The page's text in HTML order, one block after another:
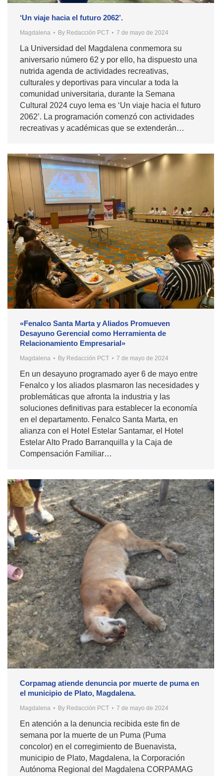
‘Un viaje hacia el futuro 2062’.
Magdalena By Redacción PCT 7 de mayo de 2024
La Universidad del Magdalena conmemora su
aniversario número 62 y por ello, ha dispuesto una
nutrida agenda de actividades recreativas,
culturales y deportivas para vincular a toda la
comunidad universitaria, durante la Semana
Cultural 2024 cuyo lema es ‘Un viaje hacia el futuro
2062’. La programación comenzó con actividades
recreativas y académicas que se extenderán…
«Fenalco Santa Marta y Aliados Promueven
Desayuno Gerencial como Herramienta de
Relacionamiento Empresarial»
Magdalena By Redacción PCT 7 de mayo de 2024
En un desayuno programado ayer 6 de mayo entre
Fenalco y los aliados plasmaron las necesidades y
problemáticas que afronta la industria y las
soluciones definitivas para establecer la economía
en el departamento. Fenalco Santa Marta, en
alianza con el Hotel Estelar Santamar, el Hotel
Estelar Alto Prado Barranquilla y la Caja de
Compensación Familiar…
Corpamag atiende denuncia por muerte de puma en
el municipio de Plato, Magdalena.
Magdalena By Redacción PCT 7 de mayo de 2024
En atención a la denuncia recibida este fin de
semana por la muerte de un Puma (Puma
concolor) en el corregimiento de Buenavista,
municipio de Plato, Magdalena, la Corporación
Autónoma Regional del Magdalena CORPAMAG